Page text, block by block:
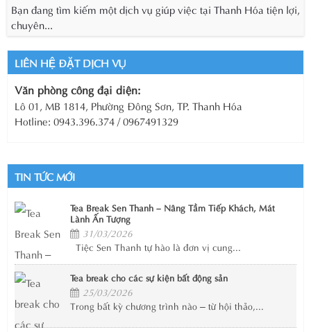
Bạn đang tìm kiếm một dịch vụ giúp việc tại Thanh Hóa tiện lợi,
chuyên...
LIÊN HỆ ĐẶT DỊCH VỤ
Văn phòng công đại diện:
Lô 01, MB 1814, Phường Đông Sơn, TP. Thanh Hóa
Hotline: 0943.396.374 / 0967491329
TIN TỨC MỚI
Tea Break Sen Thanh – Nâng Tầm Tiếp Khách, Mát
Lành Ấn Tượng
31/03/2026
Tiệc Sen Thanh tự hào là đơn vị cung...
Tea break cho các sự kiện bất động sản
25/03/2026
Trong bất kỳ chương trình nào – từ hội thảo,...